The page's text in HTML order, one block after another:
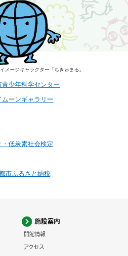
イメージキャラクター 「ちきゅまる」
施設案内
開館情報
アクセス